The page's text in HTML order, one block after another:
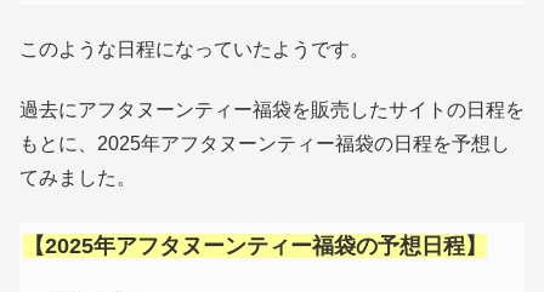
このような日程になっていたようです。
過去にアフタヌーンティー福袋を販売したサイトの日程を
もとに、2025年アフタヌーンティー福袋の日程を予想し
てみました。
【2025年アフタヌーンティー福袋の予想日程】